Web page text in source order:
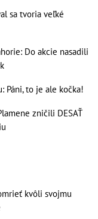
sa tvoria veľké
Do akcie nasadili
Páni, to je ale kočka!
zničili DESAŤ
kvôli svojmu